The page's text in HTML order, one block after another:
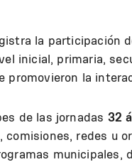
la participación
inicial, primaria,
promovieron la
de las jornadas 32
redes u